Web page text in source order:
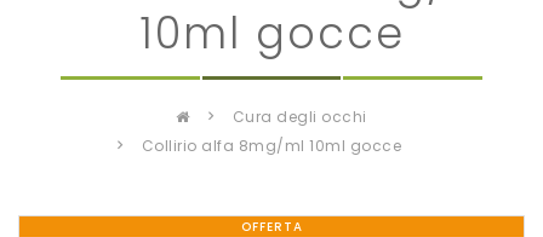
10ml gocce
cura degli occhi
collirio alfa 8mg/ml 10ml gocce
OFFERTA